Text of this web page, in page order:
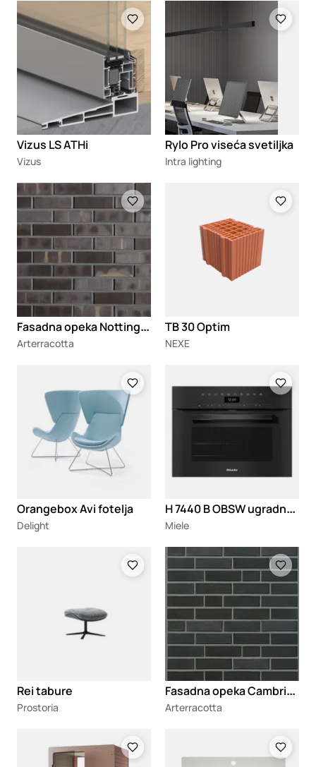
Loading
Vizus LS ATHi
Vizus
Rylo Pro viseća svetiljka
Intra lighting
Loading
F
asadna opeka Nottingham
Arterracotta
TB 30 Optim
NEXE
Orangebox Avi fotelja
Delight
H
7440 B OBSW ugradna kompaktna rerna
Miele
Rei tabure
Prostoria
Loading
F
asadna opeka Cambridge
Arterracotta